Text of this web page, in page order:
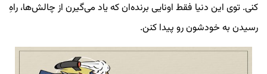
کنی. توی این دنیا فقط اونایی برنده‌ان که یاد می‌گیرن از چالش‌ها، راهِ
رسیدن به خودشون رو پیدا کنن.